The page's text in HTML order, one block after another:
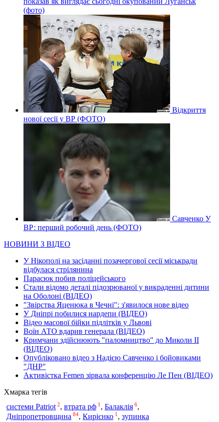
(фото)
Відкриття
нової сесії у ВР (ФОТО)
Савченко У
ВР: перший робочий день (ФОТО)
НОВИНИ З ВІДЕО
У Нікополі на засіданні позачергової сесії міськради
відбулася стрілянина
Парасюк побив поліцейського
Стали відомо деталі підозрюваної у викраденні дитини
на Оболоні (ВІДЕО)
"Звірства Яценюка в Чечні": з'явилося нове відео
У Дніпрі побилися нардепи (ВІДЕО)
Відео масової бійки підлітків у Львові
Воїн АТО вдарив генерала (ВІДЕО)
Кримчани здійснюють "паломництво" до Миколи ІІ
(ВІДЕО)
Опубліковано відео з Надією Савченко і бойовиками
"ДНР"
Активістка Femen зірвала конференцію Ле Пен (ВІДЕО)
Хмарка тегів
системи Patriot 2, втрата рф 1 , Балаклія 6,
Дніпропетровщина 84, Кирієнко 1 , зупинка